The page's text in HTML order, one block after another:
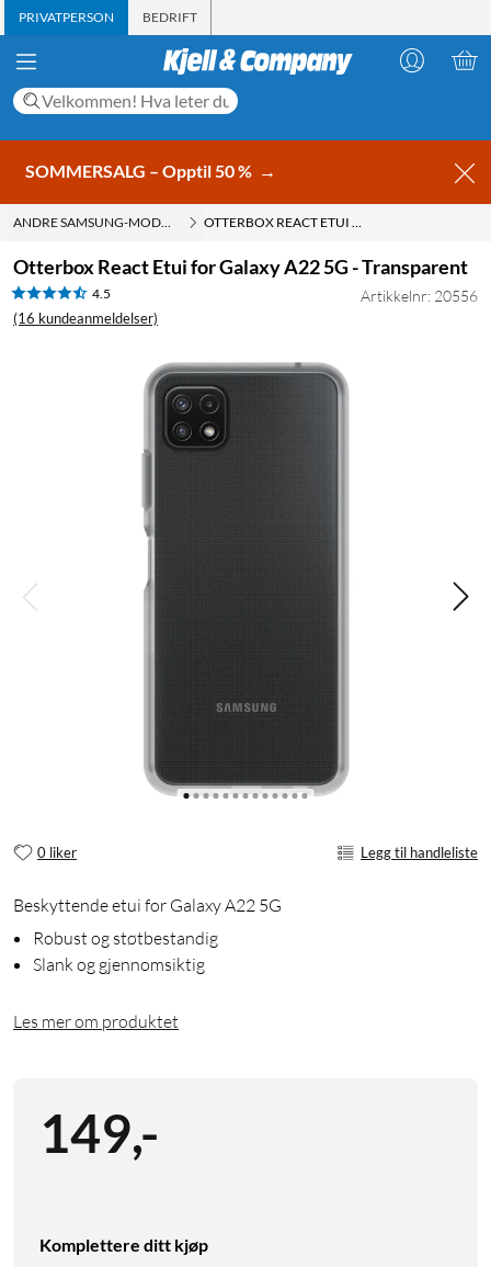
PRIVATPERSON BEDRIFT
SOMMERSALG – Opptil 50 % →
ANDRE SAMSUNG-MODELLER OTTERBOX REACT ETUI FOR GALAXY A22 5G - TRANSPARENT
Otterbox React Etui for Galaxy A22 5G - Transparent
4.5
(16 kundeanmeldelser)
Artikkelnr: 20556
0 liker Legg til handleliste
Beskyttende etui for Galaxy A22 5G
Robust og støtbestandig
Slank og gjennomsiktig
Les mer om produktet
149,-
Komplettere ditt kjøp